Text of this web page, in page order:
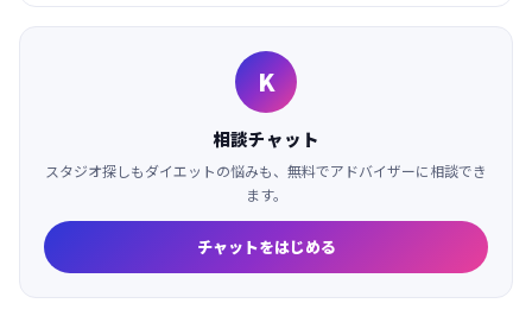
K
相談チャット
スタジオ探しもダイエットの悩みも、無料でアドバイザーに相談でき
ます。
チャットをはじめる